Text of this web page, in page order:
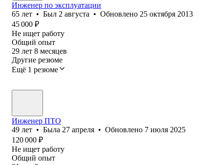
Инженер по эксплуатации
65 лет • Был 2 августа • Обновлено 25 октября 2013
45 000 ₽
Не ищет работу
Общий опыт
29 лет 8 месяцев
Другие резюме
Ещё 1 резюме
Инженер ПТО
49 лет • Была 27 апреля • Обновлено 7 июля 2025
120 000 ₽
Не ищет работу
Общий опыт